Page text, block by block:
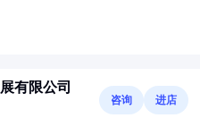
有限公司
咨询 进店